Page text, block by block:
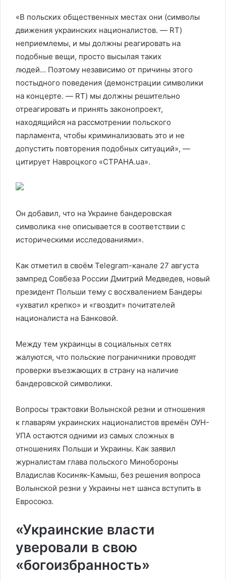
«В польских общественных местах они (символы
движения украинских националистов. — RT)
неприемлемы, и мы должны реагировать на
подобные вещи, просто высылая таких
людей… Поэтому независимо от причины этого
постыдного поведения (демонстрации символики
на концерте. — RT) мы должны решительно
отреагировать и принять законопроект,
находящийся на рассмотрении польского
парламента, чтобы криминализовать это и не
допустить повторения подобных ситуаций», —
цитирует Навроцкого «СТРАНА.ua».
Он добавил, что на Украине бандеровская
символика «не описывается в соответствии с
историческими исследованиями».
Как отметил в своём Telegram-канале 27 августа
зампред Совбеза России Дмитрий Медведев, новый
президент Польши тему с восхвалением Бандеры
«ухватил крепко» и «гвоздит» почитателей
националиста на Банковой.
Между тем украинцы в социальных сетях
жалуются, что польские пограничники проводят
проверки въезжающих в страну на наличие
бандеровской символики.
Вопросы трактовки Волынской резни и отношения
к главарям украинских националистов времён ОУН-
УПА остаются одними из самых сложных в
отношениях Польши и Украины. Как заявил
журналистам глава польского Минобороны
Владислав Косиняк-Камыш, без решения вопроса
Волынской резни у Украины нет шанса вступить в
Евросоюз.
«Украинские власти
уверовали в свою
«богоизбранность»